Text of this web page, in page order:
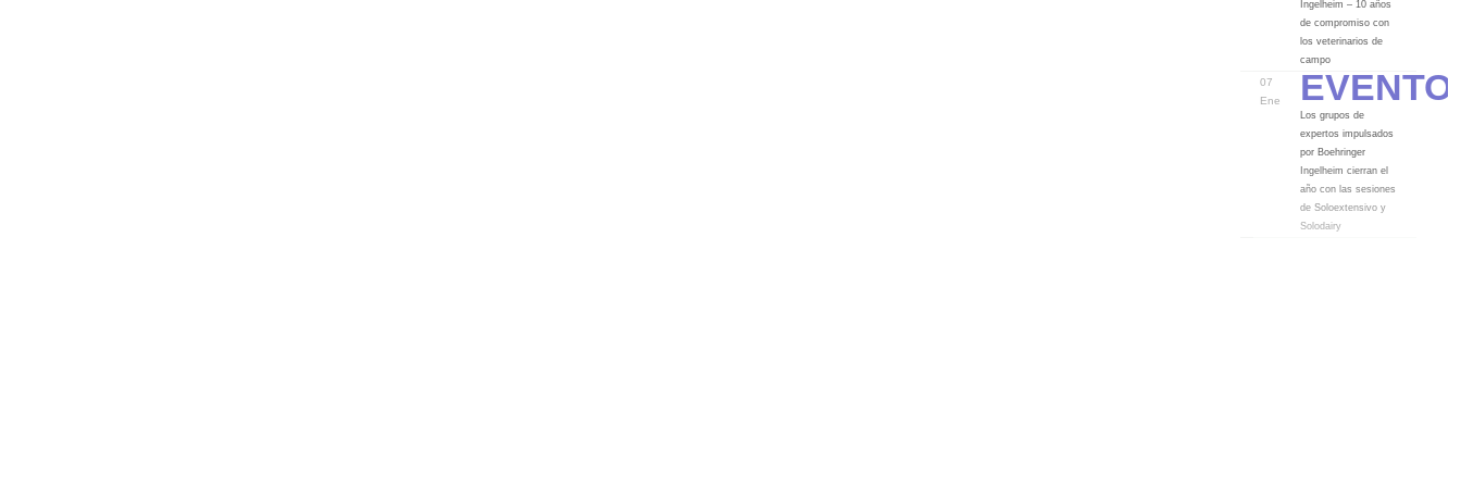
Ingelheim – 10 años
de compromiso con
los veterinarios de
campo
07
Ene
Los grupos de
expertos impulsados
por Boehringer
Ingelheim cierran el
año con las sesiones
de Soloextensivo y
Solodairy